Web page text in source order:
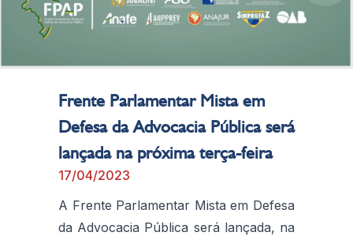
Frente Parlamentar Mista em
Defesa da Advocacia Pública será
lançada na próxima terça-feira
17/04/2023
A Frente Parlamentar Mista em Defesa
da Advocacia Pública será lançada, na